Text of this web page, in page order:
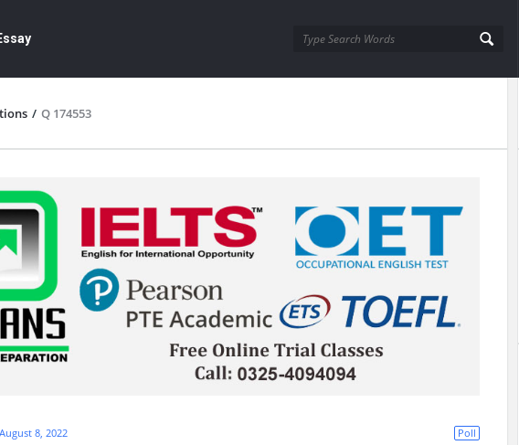
/ Q 174553
Poll
August 8, 2022